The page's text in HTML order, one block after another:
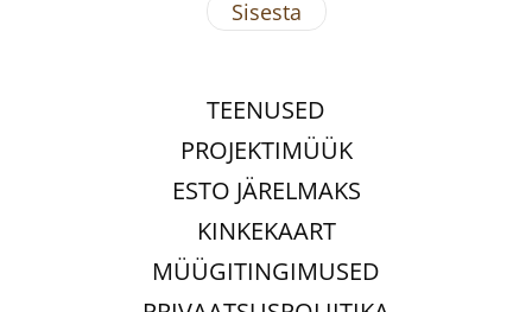
TEENUSED
PROJEKTIMÜÜK
ESTO JÄRELMAKS
KINKEKAART
MÜÜGITINGIMUSED